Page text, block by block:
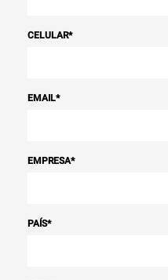
CELULAR*
EMAIL*
EMPRESA*
PAÍS*